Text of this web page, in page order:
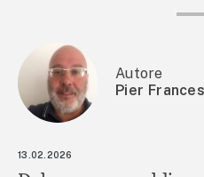
Autore
Pier
13.02.2026